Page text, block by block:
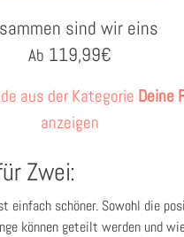
sind wir eins
Ab 119,99€
aus der Kategorie Deine
anzeigen
Zwei:
einfach schöner. Sowohl die
können geteilt werden und